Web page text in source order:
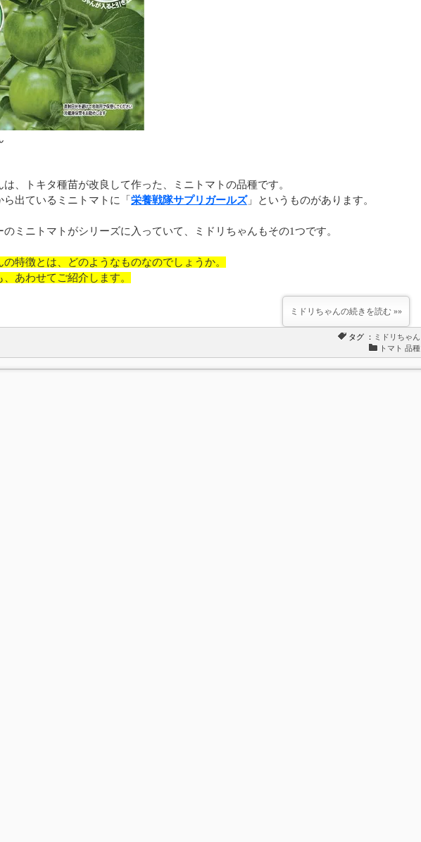
は、トキタ種苗が改良して作った、ミニトマトの品種です。
ら出ているミニトマトに「 栄養戦隊サプリガールズ」というものがあります。
のミニトマトがシリーズに入っていて、ミドリちゃんもその1つです。
の特徴とは、どのようなものなのでしょうか。
あわせてご紹介します。
ミドリちゃんの続きを読む »»
タグ ：
ミドリちゃん
トマト 品種